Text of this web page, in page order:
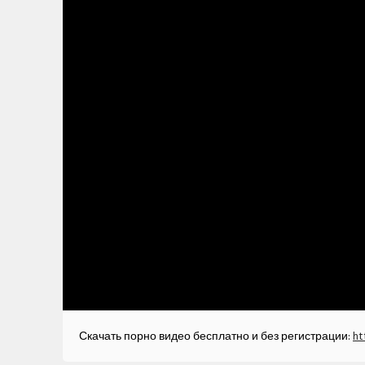
Скачать порно видео бесплатно и без регистрации: